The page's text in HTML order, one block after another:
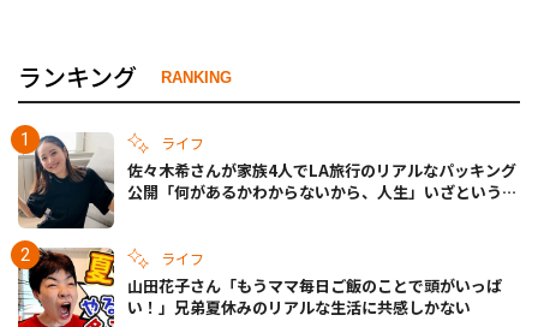
ランキング RANKING
ライフ
佐々木希さんが家族4人でLA旅行のリアルなパッキング
公開「何があるかわからないから、人生」いざというと
ライフ
山田花子さん「もうママ毎日ご飯のことで頭がいっぱ
い！」兄弟夏休みのリアルな生活に共感しかない